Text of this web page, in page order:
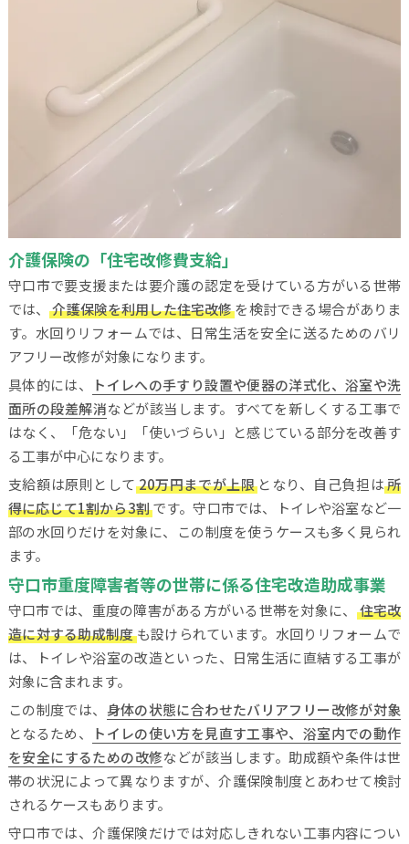
介護保険の「住宅改修費支給」
守口市で要支援または要介護の認定を受けている方がいる世帯
では、介護保険を利用した住宅改修を検討できる場合がありま
す。水回りリフォームでは、日常生活を安全に送るためのバリ
アフリー改修が対象になります。
具体的には、
トイレへの手すり設置や便器の洋式化、浴室や洗
面所の段差解消などが該当します。すべてを新しくする工事で
はなく、「危ない」「使いづらい」と感じている部分を改善す
る工事が中心になります。
支給額は原則として 20万円までが上限 となり、自己負担は所
得に応じて1割から3割です。守口市では、トイレや浴室など一
部の水回りだけを対象に、この制度を使うケースも多く見られ
ます。
守口市重度障害者等の世帯に係る住宅改造助成事業
守口市では、重度の障害がある方がいる世帯を対象に、
住宅改
造に対する助成制度も設けられています。水回りリフォームで
は、トイレや浴室の改造といった、日常生活に直結する工事が
対象に含まれます。
この制度では、 身体の状態に合わせたバリアフリー改修が対象
となるため、
トイレの使い方を見直す工事や、浴室内での動作
を安全にするための改修などが該当します。助成額や条件は世
帯の状況によって異なりますが、介護保険制度とあわせて検討
されるケースもあります。
守口市では、介護保険だけでは対応しきれない工事内容につい